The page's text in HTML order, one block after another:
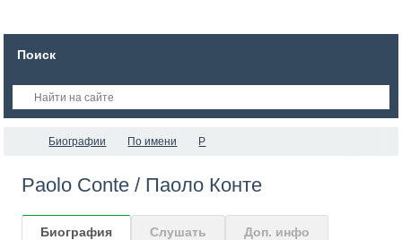
Поиск
Биографии По имени P
Paolo Conte / Паоло Конте
Биография Слушать Доп. инфо